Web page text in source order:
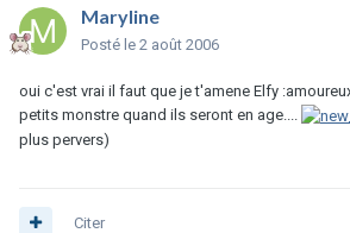
Maryline
Posté le 2 août 2006
oui c'est vrai il faut que je t'amene Elfy
petits monstre quand ils seront en age....
plus pervers)
Citer